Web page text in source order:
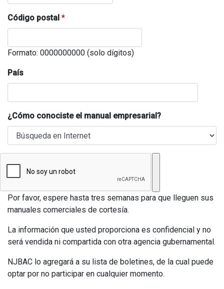
Código postal *
Formato: 0000000000 (solo dígitos)
País
¿Cómo conociste el manual empresarial?
Por favor, espere hasta tres semanas para que lleguen sus
manuales comerciales de cortesía.
La información que usted proporciona es confidencial y no
será vendida ni compartida con otra agencia gubernamental.
NJBAC lo agregará a su lista de boletines, de la cual puede
optar por no participar en cualquier momento.